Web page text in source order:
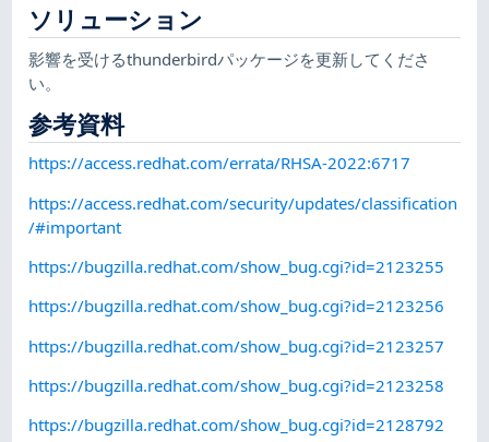
ソリューション
影響を受けるthunderbirdパッケージを更新してくださ
い。
参考資料
https://access.redhat.com/errata/RHSA-2022:6717
https://access.redhat.com/security/updates/classification
/#important
https://bugzilla.redhat.com/show_bug.cgi?id=2123255
https://bugzilla.redhat.com/show_bug.cgi?id=2123256
https://bugzilla.redhat.com/show_bug.cgi?id=2123257
https://bugzilla.redhat.com/show_bug.cgi?id=2123258
https://bugzilla.redhat.com/show_bug.cgi?id=2128792